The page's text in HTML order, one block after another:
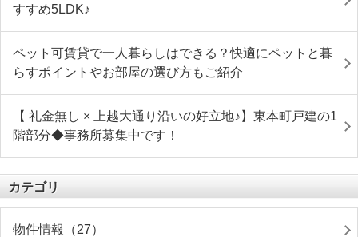
すすめ5LDK♪
ペット可賃貸で一人暮らしはできる？快適にペットと暮
らすポイントやお部屋の選び方もご紹介
【 礼金無し × 上越大通り沿いの好立地♪】東本町戸建の1
階部分◆事務所募集中です！
カテゴリ
物件情報（27）